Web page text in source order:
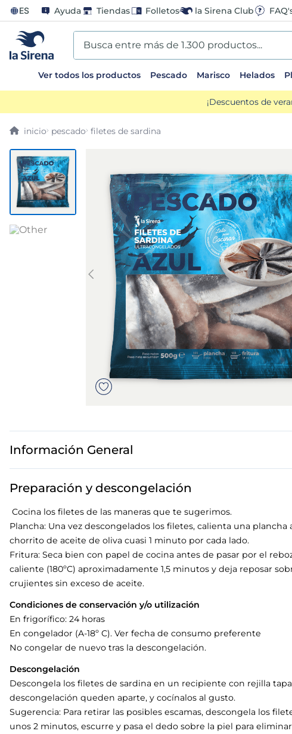
ES Ayuda Tiendas Folletos la Sirena Club
Busca entre más de 1.300 productos...
Ver todos los productos Pescado Marisco Helados
¡Descuentos de
pescado filetes de sardina
Información General
Preparación y descongelación
Cocina los filetes de las maneras que te sugerimos.
Plancha: Una vez descongelados los filetes, calienta una
chorrito de aceite de oliva cuasi 1 minuto por cada lado.
Fritura: Seca bien con papel de cocina antes de pasar por el
caliente (180ºC) aproximadamente 1,5 minutos y deja reposar
crujientes sin exceso de aceite.
Condiciones de conservación y/o utilización
En frigorífico: 24 horas
En congelador (A-18º C). Ver fecha de consumo preferente
No congelar de nuevo tras la descongelación.
Descongelación
Descongela los filetes de sardina en un recipiente con rejilla
descongelación queden aparte, y cocínalos al gusto.
Sugerencia: Para retirar las posibles escamas, descongela los
unos 2 minutos, escurre y pasa el dedo sobre la piel para
TÉRMINOS MÁS BUSCADOS
1. helados sirena
3. patatas
4. gamba
5. verduras